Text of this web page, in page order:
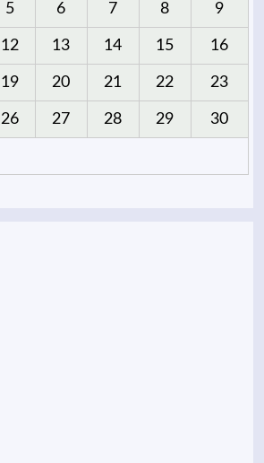
5 6 7 8 9
12 13 14 15 16
19 20 21 22 23
26 27 28 29 30